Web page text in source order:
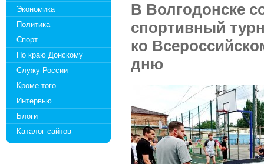
Экономика
Политика
Спорт
По краю Донскому
Служу России
Кроме того
Интервью
Блоги
Каталог сайтов
В Волгодонске
спортивный
ко
дню